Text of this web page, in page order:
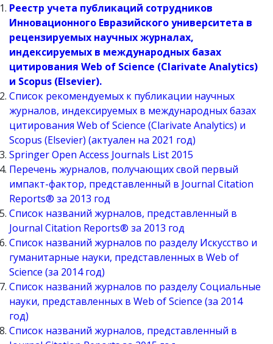
Реестр учета публикаций сотрудников
Инновационного Евразийского университета в
рецензируемых научных журналах,
индексируемых в международных базах
цитирования Web of Science (Clarivate Analytics)
и Scopus (Elsevier).
Список рекомендуемых к публикации научных
журналов, индексируемых в международных базах
цитирования Web of Science (Clarivate Analytics) и
Scopus (Elsevier) (актуален на 2021 год)
Springer Open Access Journals List 2015
Перечень журналов, получающих свой первый
импакт-фактор, представленный в Journal Citation
Reports® за 2013 год
Список названий журналов, представленный в
Journal Citation Reports® за 2013 год
Список названий журналов по разделу Искусство и
гуманитарные науки, представленных в Web of
Science (за 2014 год)
Список названий журналов по разделу Социальные
науки, представленных в Web of Science (за 2014
год)
Список названий журналов, представленный в